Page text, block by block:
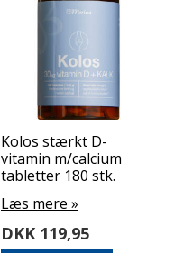
Kolos stærkt D-
vitamin m/calcium
tabletter 180 stk.
Læs mere »
DKK 119,95